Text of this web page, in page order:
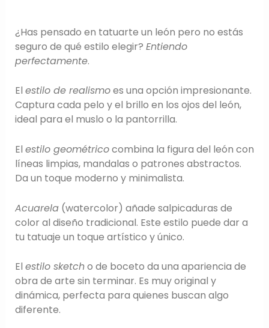
¿Has pensado en tatuarte un león pero no estás
seguro de qué estilo elegir? Entiendo
perfectamente.
El estilo de realismoes una opción impresionante.
Captura cada pelo y el brillo en los ojos del león,
ideal para el muslo o la pantorrilla.
El estilo geométricocombina la figura del león con
líneas limpias, mandalas o patrones abstractos.
Da un toque moderno y minimalista.
Acuarela(watercolor) añade salpicaduras de
color al diseño tradicional. Este estilo puede dar a
tu tatuaje un toque artístico y único.
El estilo sketcho de boceto da una apariencia de
obra de arte sin terminar. Es muy original y
dinámica, perfecta para quienes buscan algo
diferente.